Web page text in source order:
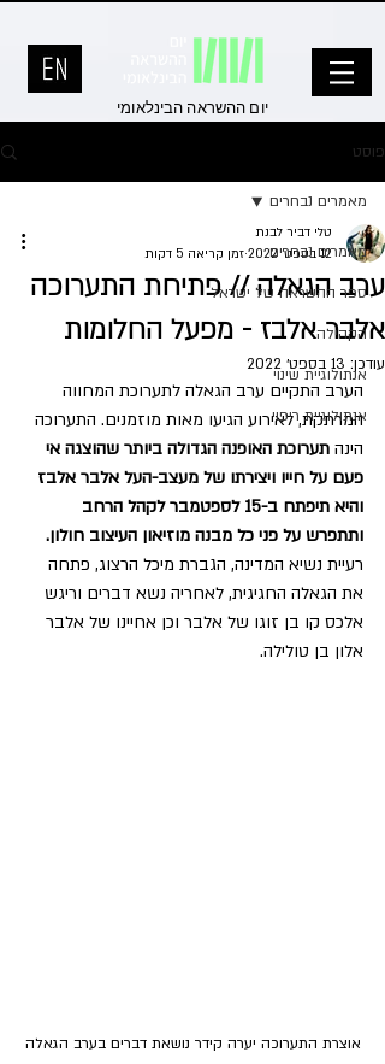
יום ההשראה הבינלאומי
פוסט
מאמרים נבחרים
ספר ההשראה של ישראל
הקהילה
אנתולוגיית שינוי
אנתולוגיית ריפוי
מאמרים נבחרים
ערב הגאלה // פתיחת התערוכה
אלבר אלבז - מפעל החלומות
טלי דביר לבנת
12 בספט׳ 2022
זמן קריאה 5 דקות
עודכן: 13 בספט׳ 2022
הערב התקיים ערב הגאלה לתערוכת המחווה
המרתקת, לאירוע הגיעו מאות מוזמנים. התערוכה
הינה תערוכת האופנה הגדולה ביותר שהוצגה אי
פעם על חייו ויצירתו של מעצב-העל אלבר אלבז
והיא תיפתח ב-15 לספטמבר לקהל הרחב
ותתפרש על פני כל מבנה מוזיאון העיצוב חולון.
רעיית נשיא המדינה, הגברת מיכל הרצוג, פתחה
את הגאלה החגיגית, לאחריה נשא דברים וריגש
אלכס קו בן זוגו של אלבר וכן אחיינו של אלבר
אלון בן טולילה.
אוצרת התערוכה יערה קידר נושאת דברים בערב הגאלה